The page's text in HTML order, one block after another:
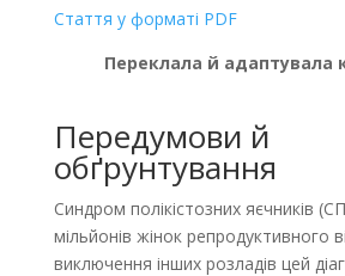
Стаття у форматі PDF
Переклала й адаптувала
Передумови й
обґрунтування
Синдром полікістозних яєчників
мільйонів жінок репродуктивного
виключення інших розладів цей